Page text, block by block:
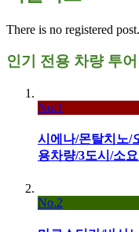
There is no registered post.
인기 전용 차량 투어
No.1
시에나/몬탈치노/
용차량/3도시/소요
No.2